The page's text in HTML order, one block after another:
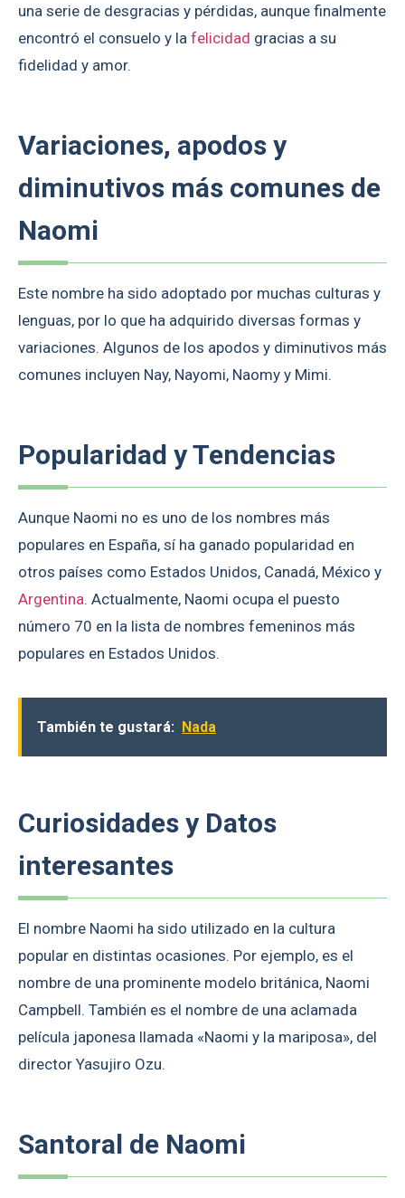
una serie de desgracias y pérdidas, aunque finalmente
encontró el consuelo y la felicidad gracias a su
fidelidad y amor.
Variaciones, apodos y
diminutivos más comunes de
Naomi
Este nombre ha sido adoptado por muchas culturas y
lenguas, por lo que ha adquirido diversas formas y
variaciones. Algunos de los apodos y diminutivos más
comunes incluyen Nay, Nayomi, Naomy y Mimi.
Popularidad y Tendencias
Aunque Naomi no es uno de los nombres más
populares en España, sí ha ganado popularidad en
otros países como Estados Unidos, Canadá, México y
Argentina. Actualmente, Naomi ocupa el puesto
número 70 en la lista de nombres femeninos más
populares en Estados Unidos.
También te gustará: Nada
Curiosidades y Datos
interesantes
El nombre Naomi ha sido utilizado en la cultura
popular en distintas ocasiones. Por ejemplo, es el
nombre de una prominente modelo británica, Naomi
Campbell. También es el nombre de una aclamada
película japonesa llamada «Naomi y la mariposa», del
director Yasujiro Ozu.
Santoral de Naomi